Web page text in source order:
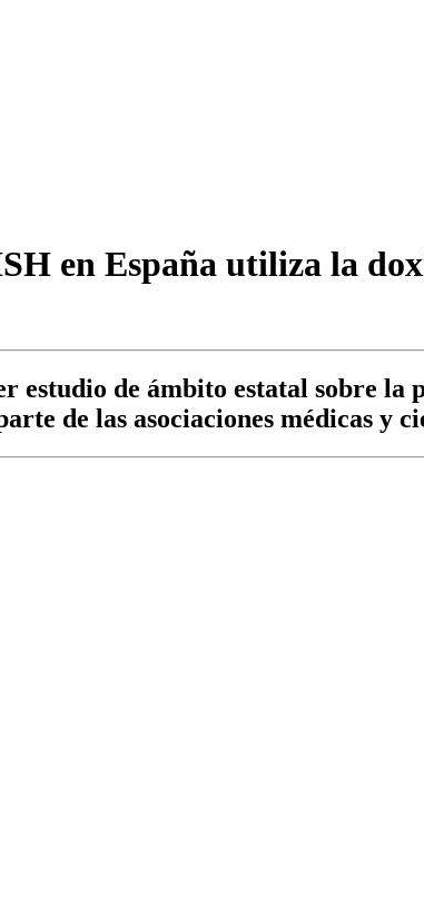
en España utiliza la
de ámbito estatal sobre la
de las asociaciones médicas y